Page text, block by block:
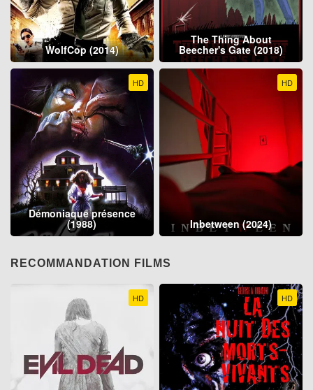
WolfCop (2014)
The Thing About
Beecher's Gate (2018)
HD
Démoniaque présence
(1988)
HD
Inbetween (2024)
RECOMMANDATION FILMS
HD HD